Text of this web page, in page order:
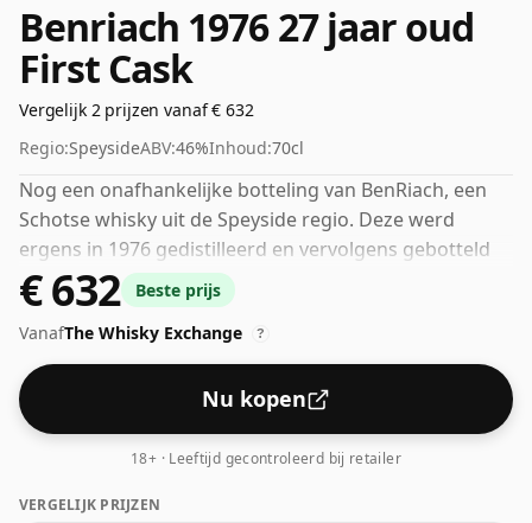
Benriach 1976 27 jaar oud
First Cask
Vergelijk 2 prijzen vanaf € 632
Regio:SpeysideABV:46%Inhoud:70cl
Nog een onafhankelijke botteling van BenRiach, een
Schotse whisky uit de Speyside regio. Deze werd
ergens in 1976 gedistilleerd en vervolgens gebotteld
en uitgebracht door First Cask. 46% wordt door velen
beschouwd als een goed ABV voor het ervaren van het
'mondgevoel' en de volle smaak van whisky.
€ 632
Beste prijs
VanafThe Whisky Exchange ?
Nu kopen
18+ · Leeftijd gecontroleerd bij retailer
VERGELIJK PRIJZEN